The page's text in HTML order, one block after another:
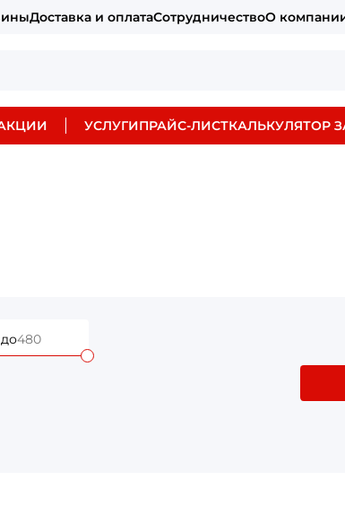
Доставка и оплатаСотрудничествоО
УСЛУГИПРАЙС-ЛИСТКАЛЬКУЛЯТОР
до